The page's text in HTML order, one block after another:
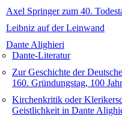
Axel Springer zum 40.
Leibniz auf der Leinwand
Dante Alighieri
Dante-Literatur
Zur Geschichte der
160. Gründungstag, 100
Kirchenkritik oder
Geistlichkeit in Dante